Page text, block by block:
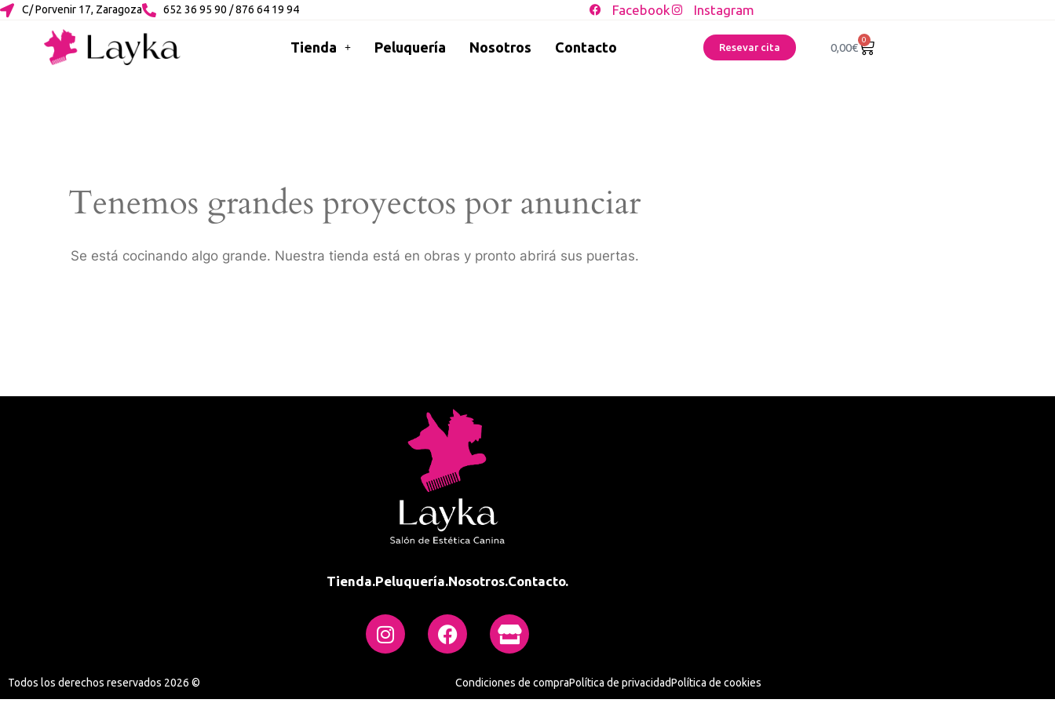
C/ Porvenir 17, Zaragoza 652 36 95 90 / 876 64 19 94 Facebook Instagram
Tienda Peluquería Nosotros Contacto Resevar cita 0,00€
0
Tenemos grandes proyectos por anunciar
Se está cocinando algo grande. Nuestra tienda está en obras y pronto abrirá sus puertas.
Tienda.Peluquería.Nosotros.Contacto.
Todos los derechos reservados 2026 © Condiciones de compraPolítica de privacidadPolítica de cookies